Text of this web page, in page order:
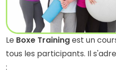
LeBoxe Trainingest un
tous les participants. Il
: